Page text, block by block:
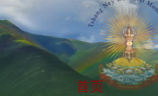
首页